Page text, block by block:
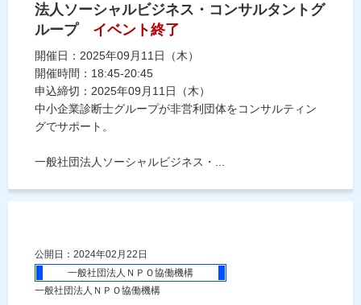
法人ソーシャルビジネス・コンサルタントグ
ループ
イベント終了
開催日：2025年09月11日（木）
開催時間：18:45-20:45
申込締切：2025年09月11日（木）
中小企業診断士グループが非営利団体をコンサルティン
グでサポート。
一般社団法人ソーシャルビジネス・...
公開日：2024年02月22日
一般社団法人ＮＰＯ協働機構
一般社団法人ＮＰＯ協働機構